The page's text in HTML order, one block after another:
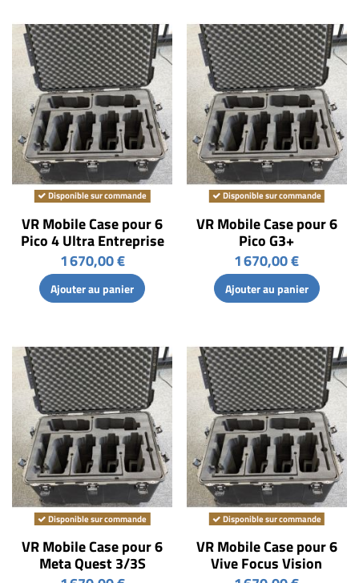
Disponible sur commande
VR Mobile Case pour 6
Pico 4 Ultra Entreprise
1 670,00 €
Ajouter au panier
Disponible sur commande
VR Mobile Case pour 6
Pico G3+
1 670,00 €
Ajouter au panier
Disponible sur commande
VR Mobile Case pour 6
Meta Quest 3/3S
Disponible sur commande
VR Mobile Case pour 6
Vive Focus Vision